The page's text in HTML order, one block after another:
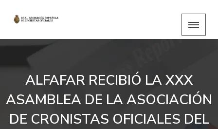
ALFAFAR RECIBIÓ LA XXX
ASAMBLEA DE LA ASOCIACIÓN
DE CRONISTAS OFICIALES DEL